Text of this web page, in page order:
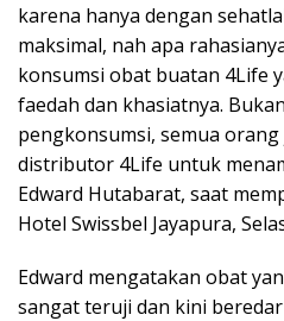
karena hanya dengan
maksimal, nah apa
konsumsi obat buatan 4Life
faedah dan khasiatnya.
pengkonsumsi, semua
distributor 4Life untuk
Edward Hutabarat, saat
Hotel Swissbel Jayapura,
Edward mengatakan obat
sangat teruji dan kini